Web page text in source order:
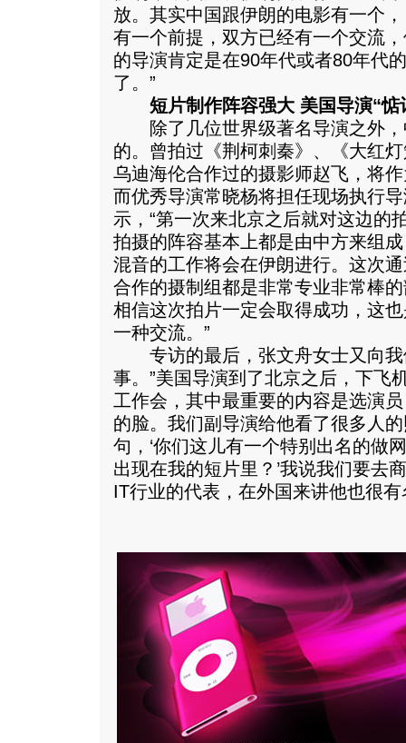
放。其实中国跟伊朗的电影有一个
有一个前提，双方已经有一个交流
的导演肯定是在90年代或者80年代
了。”
短片制作阵容强大 美国导演“惦
除了几位世界级著名导演之外，
的。曾拍过《荆柯刺秦》、《大红
乌迪海伦合作过的摄影师赵飞，将
而优秀导演常晓杨将担任现场执行
示，“第一次来北京之后就对这边的
拍摄的阵容基本上都是由中方来组
混音的工作将会在伊朗进行。这次
合作的摄制组都是非常专业非常棒
相信这次拍片一定会取得成功，这
一种交流。”
专访的最后，张文舟女士又向我
事。”美国导演到了北京之后，下飞
工作会，其中最重要的内容是选演
的脸。我们副导演给他看了很多人
句，‘你们这儿有一个特别出名的做
出现在我的短片里？’我说我们要去
IT行业的代表，在外国来讲他也很有